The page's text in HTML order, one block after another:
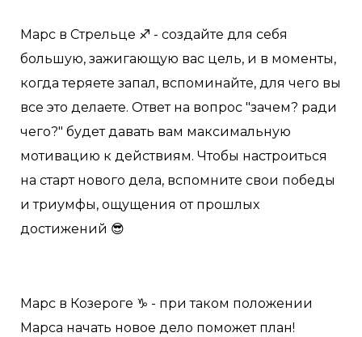
Марс в Стрельце ♐️ - создайте для себя
большую, зажигающую вас цель, и в моменты,
когда теряете запал, вспоминайте, для чего вы
все это делаете. Ответ на вопрос "зачем? ради
чего?" будет давать вам максимальную
мотивацию к действиям. Чтобы настроиться
на старт нового дела, вспомните свои победы
и триумфы, ощущения от прошлых
достижений 😎
Марс в Козероге ♑️ - при таком положении
Марса начать новое дело поможет план!